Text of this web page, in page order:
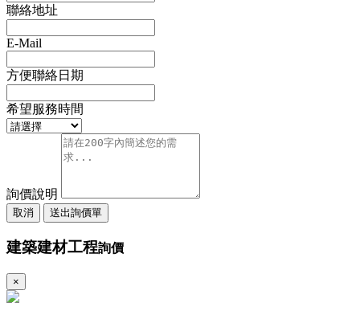
聯絡地址
E-Mail
方便聯絡日期
希望服務時間
詢價說明
取消 送出詢價單
建築建材工程詢價
×